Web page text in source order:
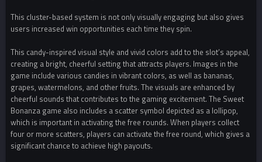
This cluster-based system is not only visually engaging but also gives
users increased win opportunities each time they spin.
This candy-inspired visual style and vivid colors add to the slot’s appeal,
creating a bright, cheerful setting that attracts players. Images in the
game include various candies in vibrant colors, as well as bananas,
grapes, watermelons, and other fruits. The visuals are enhanced by
cheerful sounds that contributes to the gaming excitement. The Sweet
Bonanza game also includes a scatter symbol depicted as a lollipop,
which is important in activating the free rounds. When players collect
four or more scatters, players can activate the free round, which gives a
significant chance to achieve high payouts.